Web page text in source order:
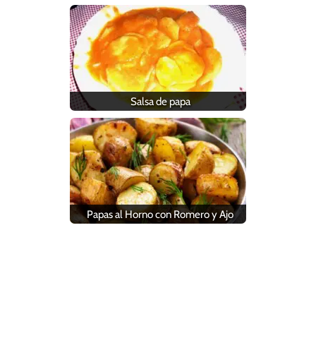
Salsa de papa
Papas al Horno con Romero y Ajo